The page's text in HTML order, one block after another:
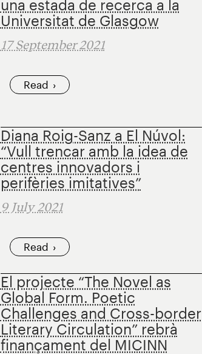
una estada de recerca a la
Universitat de Glasgow
17 September 2021
Read
Diana Roig-Sanz a El Núvol:
“Vull trencar amb la idea de
centres innovadors i
perifèries imitatives”
9 July 2021
Read
El projecte “The Novel as
Global Form. Poetic
Challenges and Cross-border
Literary Circulation” rebrà
finançament del MICINN